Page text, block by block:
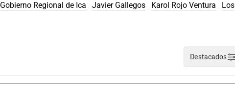
Gobierno Regional de Ica Javier Gallegos Karol Rojo Ventura
Los
Destacados